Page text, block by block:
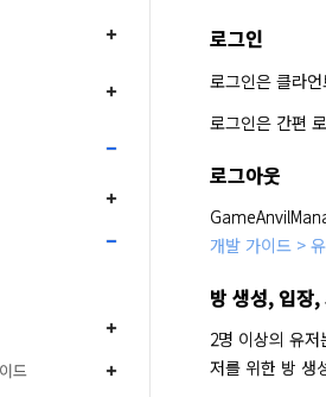
드
로그인
로그인은 클라
로그인은 간편
로그아웃
개발 가이드 >
방 생성, 입장,
2명 이상의 유
저를 위한 방 생